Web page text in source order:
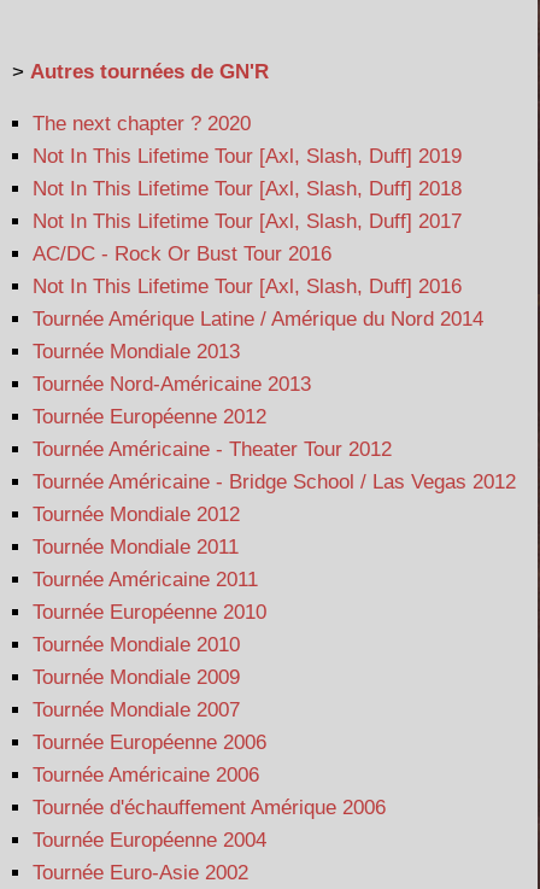
> Autres tournées de GN'R
The next chapter ? 2020
Not In This Lifetime Tour [Axl, Slash, Duff] 2019
Not In This Lifetime Tour [Axl, Slash, Duff] 2018
Not In This Lifetime Tour [Axl, Slash, Duff] 2017
AC/DC - Rock Or Bust Tour 2016
Not In This Lifetime Tour [Axl, Slash, Duff] 2016
Tournée Amérique Latine / Amérique du Nord 2014
Tournée Mondiale 2013
Tournée Nord-Américaine 2013
Tournée Européenne 2012
Tournée Américaine - Theater Tour 2012
Tournée Américaine - Bridge School / Las Vegas 2012
Tournée Mondiale 2012
Tournée Mondiale 2011
Tournée Américaine 2011
Tournée Européenne 2010
Tournée Mondiale 2010
Tournée Mondiale 2009
Tournée Mondiale 2007
Tournée Européenne 2006
Tournée Américaine 2006
Tournée d'échauffement Amérique 2006
Tournée Européenne 2004
Tournée Euro-Asie 2002